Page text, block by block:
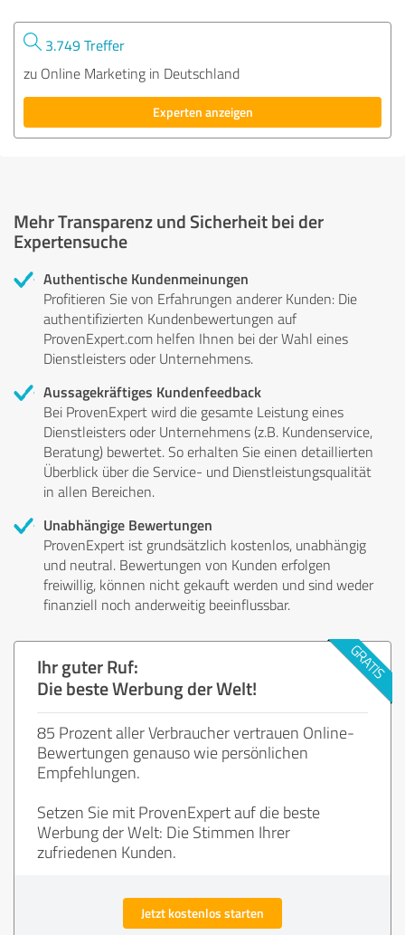
3.749 Treffer
zu Online Marketing in Deutschland
Experten anzeigen
Mehr Transparenz und Sicherheit bei der
Expertensuche
Authentische Kundenmeinungen
Profitieren Sie von Erfahrungen anderer Kunden: Die
authentifizierten Kundenbewertungen auf
ProvenExpert.com helfen Ihnen bei der Wahl eines
Dienstleisters oder Unternehmens.
Aussagekräftiges Kundenfeedback
Bei ProvenExpert wird die gesamte Leistung eines
Dienstleisters oder Unternehmens (z.B. Kundenservice,
Beratung) bewertet. So erhalten Sie einen detaillierten
Überblick über die Service- und Dienstleistungsqualität
in allen Bereichen.
Unabhängige Bewertungen
ProvenExpert ist grundsätzlich kostenlos, unabhängig
und neutral. Bewertungen von Kunden erfolgen
freiwillig, können nicht gekauft werden und sind weder
finanziell noch anderweitig beeinflussbar.
Ihr guter Ruf:
Die beste Werbung der Welt!
85 Prozent aller Verbraucher vertrauen Online-
Bewertungen genauso wie persönlichen
Empfehlungen.
Setzen Sie mit ProvenExpert auf die beste
Werbung der Welt: Die Stimmen Ihrer
zufriedenen Kunden.
Jetzt kostenlos starten